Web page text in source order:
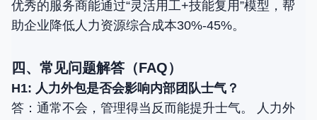
优秀的服务商能通过“灵活用工+技能复用”模型，帮
助企业降低人力资源综合成本30%-45%。
四、常见问题解答（FAQ）
H1: 人力外包是否会影响内部团队士气？
答：通常不会，管理得当反而能提升士气。 人力外